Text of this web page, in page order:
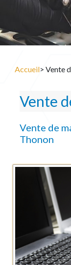
Accueil> Vente
Vente
Vente de
Thonon